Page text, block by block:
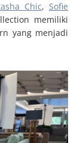
Chic, Sofie
memiliki
yang menjadi